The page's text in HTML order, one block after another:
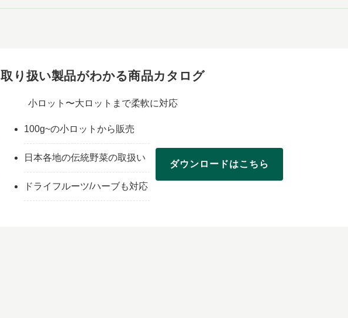
取り扱い製品がわかる商品カタログ
小ロット〜大ロットまで柔軟に対応
100g~の小ロットから販売
日本各地の伝統野菜の取扱い
ドライフルーツ/ハーブも対応
ダウンロードはこちら